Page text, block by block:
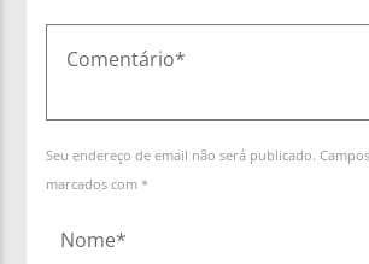
Seu endereço de email não será publicado.
marcados com *